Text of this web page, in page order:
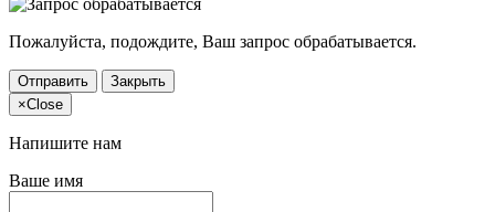
Пожалуйста, подождите, Ваш запрос обрабатывается.
Отправить
Закрыть
×Close
Напишите нам
Ваше имя